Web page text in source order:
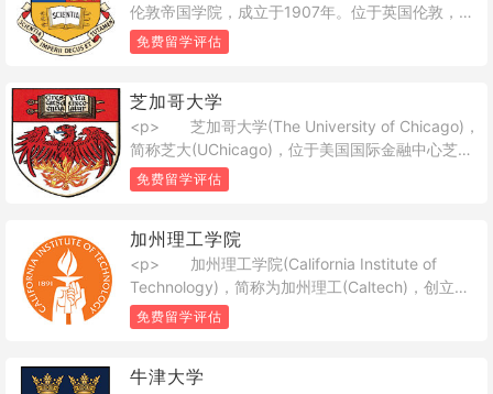
术地位及广泛的影响力，被公认为是当今世界高等
教育机构之一。</p>
伦敦帝国学院，成立于1907年。位于英国伦敦，是
一所世界专攻理工，医学和商学的研究型大学，在
世界学术界有着极高的声望。<br /> 帝国理工
学、伦敦大学学院、伦敦政治经济学院并称为G5精
英大学，研究水平被公认为英国大学的五强之列，
尤其以工程专业而著名。在帝国的相关人物中，共
有14位诺贝尔奖获得者和2位菲尔兹奖获得者。<br
/> 帝国理工于1907年由维多利亚女王和阿尔伯
皇家矿业学院和伦敦基蒂戈蒂学院合并组成。校区
位于伦敦著名的富人区-南肯星顿，与著名的海德公
园、肯辛顿宫(威廉王子与凯特王妃住处)仅咫尺之
遥。<br /> 在2017-2018 QS世界大学排名中名
列第8位 ，英国第4位;在2016-2017泰晤士高等教
2017世界大学学术排名中位列第22位 ，英国第4位;
免费留学评估
芝加哥大学
<p> 芝加哥大学(The University of Chicago)，
简称芝大(UChicago)，位于美国国际金融中心芝加
哥，是世界著名私立研究型大学、常年位列各个大
学排行榜世界前十。这里诞生了芝加哥经济学派
的众多芝加哥学派，走出了世界超过35%的诺贝尔
经济学奖得主，是世界经济学、法学、社会学等最
重要的研究教学中心之一。而从曼哈顿计划开始大
批科学家汇集于此，在原子能之父费米的领导下建
立了世界上第一台核反应堆(芝加哥一号堆，
立了美国第一所国家实验室阿贡国家实验室和之后
免费留学评估
加州理工学院
<p> 加州理工学院(California Institute of
Technology)，简称为加州理工(Caltech)，创立于
1891年，位于美国加利福尼亚州洛杉矶东北郊的帕
萨迪纳市(Pasadena)，是世界著名私立研究型大
世界科技界久负盛名，其优势学科包括基础理科的
免费留学评估
牛津大学